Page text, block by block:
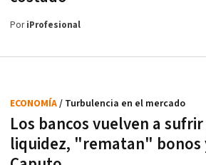
PoriProfesional
Los bancos vuelven a
liquidez, "rematan" bonos
ECONOMÍA/ Turbulencia en el mercado